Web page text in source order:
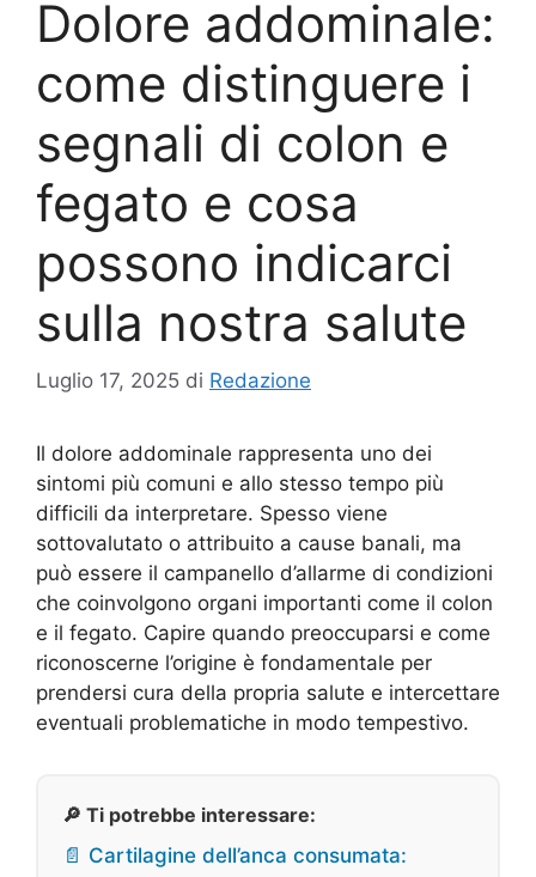
Dolore addominale:
come distinguere i
segnali di colon e
fegato e cosa
possono indicarci
sulla nostra salute
Luglio 17, 2025 di Redazione
Il dolore addominale rappresenta uno dei
sintomi più comuni e allo stesso tempo più
difficili da interpretare. Spesso viene
sottovalutato o attribuito a cause banali, ma
può essere il campanello d’allarme di condizioni
che coinvolgono organi importanti come il colon
e il fegato. Capire quando preoccuparsi e come
riconoscerne l’origine è fondamentale per
prendersi cura della propria salute e intercettare
eventuali problematiche in modo tempestivo.
🔎 Ti potrebbe interessare:
📄 Cartilagine dell’anca consumata: